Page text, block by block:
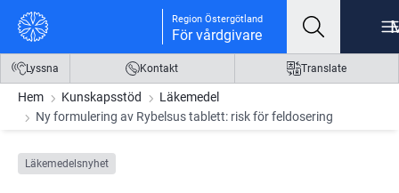
Gå till innehåll
Gå till meny
Gå till sidfot Region Östergötland
För vårdgivare
Lyssna Kontakt Translate
Hem Kunskapsstöd
Läkemedel
Ny formulering av Rybelsus tablett: risk för feldosering
Läkemedelsnyhet